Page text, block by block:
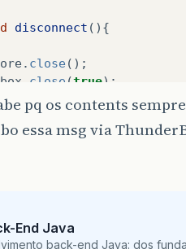
disconnect (){
. close();
close (true);
MessagingException
printStackTrace();
i=0; i<m.
atual = m[i] ;
pq os contents
essa msg via
End Java
back-end Java: dos